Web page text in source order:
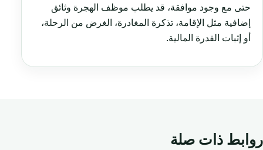
حتى مع وجود موافقة، قد يطلب موظف الهجرة وثائق
إضافية مثل الإقامة، تذكرة المغادرة، الغرض من الرحلة،
أو إثبات القدرة المالية.
روابط ذات صلة